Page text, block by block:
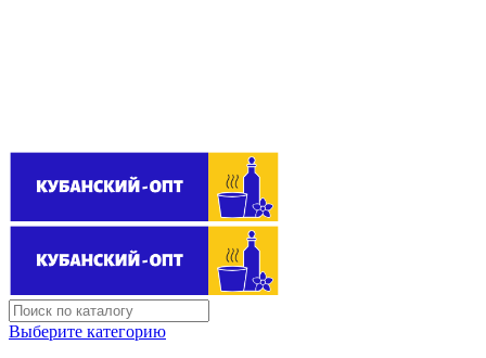
Выберите категорию